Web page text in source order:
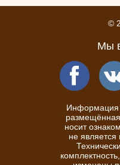
©
Мы
Информация
размещённая
носит
не является